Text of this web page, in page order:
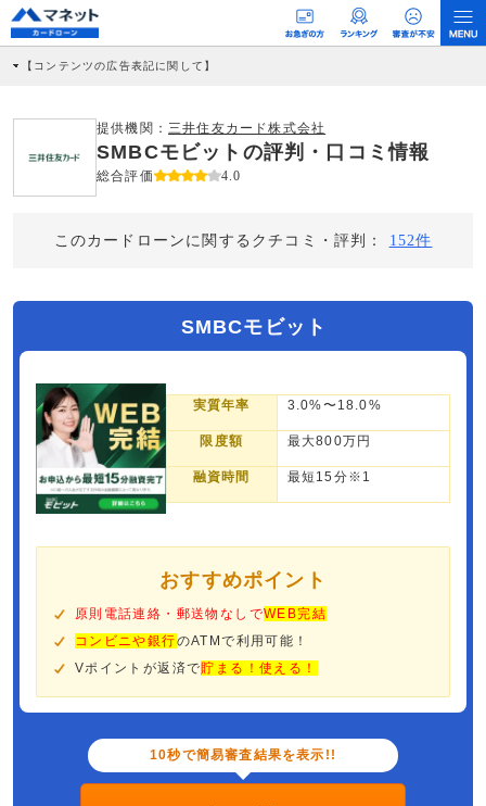
【コンテンツの広告表記に関して】
社に対して企業から紹介報酬が支払われるという収益モデルです。 ただし、特定の
商品を根拠なくPRするものではなく、当編集部の調査／ユーザーへの口コミ収集な
どに基づき、公平性を担保した情報提供を行っています。
提供機関： 三井住友カード株式会社
SMBCモビットの評判・口コミ情報
総合評価 4.0
このカードローンに関するクチコミ・評判： 152件
SMBCモビット
実質年率 3.0%〜18.0%
限度額 最大800万円
融資時間 最短15分※1
おすすめポイント
原則電話連絡・郵送物なしでWEB完結
コンビニや銀行のATMで利用可能！
Vポイントが返済で貯まる！使える！
10秒で簡易審査結果を表示!!